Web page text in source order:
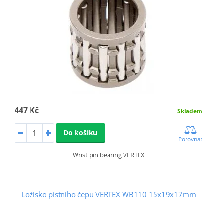
447 Kč Skladem
Do košíku
Porovnat
Wrist pin bearing VERTEX
Ložisko pístního čepu VERTEX WB110 15x19x17mm